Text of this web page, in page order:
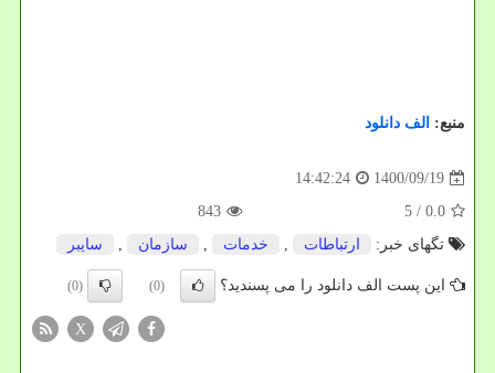
منبع: الف دانلود
1400/09/19
14:42:24
0.0
/ 5
843
تگهای خبر:
ارتباطات , خدمات , سازمان , سایبر
این پست الف دانلود را می پسندید؟ (0)
(0)
X